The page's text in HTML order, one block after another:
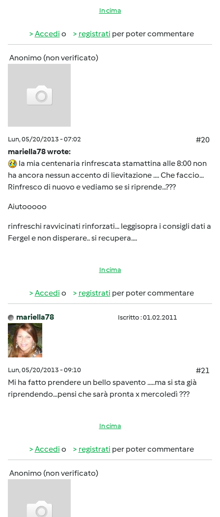
In cima
Accedi o registrati per poter commentare
Anonimo (non verificato)
Lun, 05/20/2013 - 07:02
#20
mariella78 wrote:
la mia centenaria rinfrescata stamattina alle 8:00 non
ha ancora nessun accento di lievitazione .... Che faccio...
Rinfresco di nuovo e vediamo se si riprende...???
Aiutooooo
rinfreschi ravvicinati rinforzati... leggisopra i consigli dati a
Fergel e non disperare.. si recupera....
In cima
Accedi o registrati per poter commentare
mariella78 Iscritto : 01.02.2011
Lun, 05/20/2013 - 09:10
#21
Mi ha fatto prendere un bello spavento .....ma si sta già
riprendendo...pensi che sarà pronta x mercoledì ???
In cima
Accedi o registrati per poter commentare
Anonimo (non verificato)